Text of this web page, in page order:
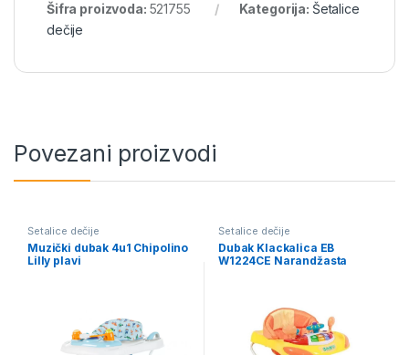
Šifra proizvoda: 521755 Kategorija: Šetalice
dečije
Povezani proizvodi
Šetalice dečije
Muzički dubak 4u1 Chipolino
Lilly plavi
Šetalice dečije
Dubak Klackalica EB
W1224CE Narandžasta